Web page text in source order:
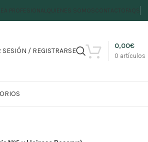
SESIÓN / REGISTRARSE
0 artículos
0,00€